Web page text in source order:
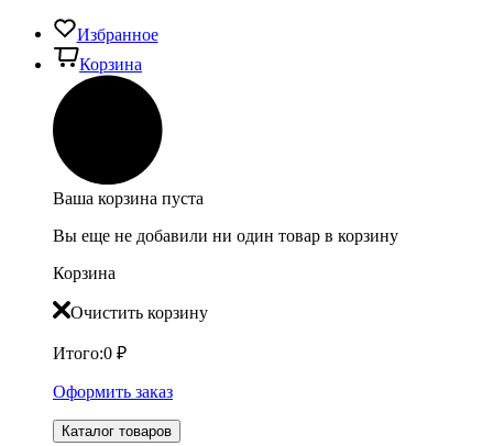
Избранное
Корзина
Ваша корзина пуста
Вы еще не добавили ни один товар в корзину
Корзина
Очистить корзину
Итого:0 ₽
Оформить заказ
Каталог товаров